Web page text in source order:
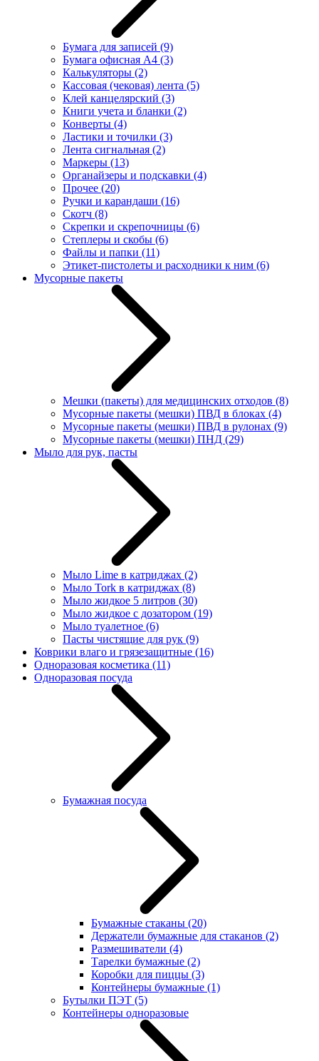
Бумага для записей (9)
Бумага офисная А4 (3)
Калькуляторы (2)
Кассовая (чековая) лента (5)
Клей канцелярский (3)
Книги учета и бланки (2)
Конверты (4)
Ластики и точилки (3)
Лента сигнальная (2)
Маркеры (13)
Органайзеры и подскавки (4)
Прочее (20)
Ручки и карандаши (16)
Скотч (8)
Скрепки и скрепочницы (6)
Степлеры и скобы (6)
Файлы и папки (11)
Этикет-пистолеты и расходники к ним (6)
Мусорные пакеты
Мешки (пакеты) для медицинских отходов (8)
Мусорные пакеты (мешки) ПВД в блоках (4)
Мусорные пакеты (мешки) ПВД в рулонах (9)
Мусорные пакеты (мешки) ПНД (29)
Мыло для рук, пасты
Мыло Lime в катриджах (2)
Мыло Tork в катриджах (8)
Мыло жидкое 5 литров (30)
Мыло жидкое с дозатором (19)
Мыло туалетное (6)
Пасты чистящие для рук (9)
Коврики влаго и грязезащитные (16)
Одноразовая косметика (11)
Одноразовая посуда
Бумажная посуда
Бумажные стаканы (20)
Держатели бумажные для стаканов (2)
Размешиватели (4)
Тарелки бумажные (2)
Коробки для пиццы (3)
Контейнеры бумажные (1)
Бутылки ПЭТ (5)
Контейнеры одноразовые